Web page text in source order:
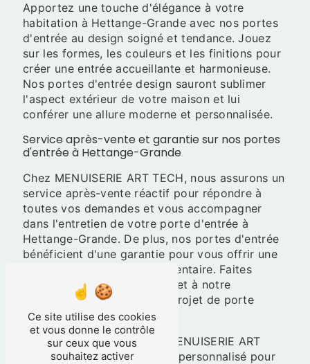
Apportez une touche d'élégance à votre
habitation à Hettange-Grande avec nos portes
d'entrée au design soigné et tendance. Jouez
sur les formes, les couleurs et les finitions pour
créer une entrée accueillante et harmonieuse.
Nos portes d'entrée design sauront sublimer
l'aspect extérieur de votre maison et lui
conférer une allure moderne et personnalisée.
Service après-vente et garantie sur nos portes
d'entrée à Hettange-Grande
Chez MENUISERIE ART TECH, nous assurons un
service après-vente réactif pour répondre à
toutes vos demandes et vous accompagner
dans l'entretien de votre porte d'entrée à
Hettange-Grande. De plus, nos portes d'entrée
bénéficient d'une garantie pour vous offrir une
tranquillité d'esprit supplémentaire. Faites
confiance à notre expertise et à notre
professionnalisme pour un projet de porte
d'entrée réussi.
N'hésitez pas à contacter MENUISERIE ART
TECH pour obtenir un devis personnalisé pour
Ce site utilise des cookies
et vous donne le contrôle
sur ceux que vous
souhaitez activer